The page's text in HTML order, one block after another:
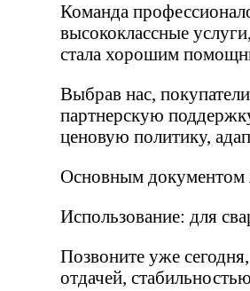
Команда
высококлассные
стала хорошим
Выбрав нас,
партнерскую
ценовую политику,
Основным документом
Использование: для
Позвоните уже
отдачей,